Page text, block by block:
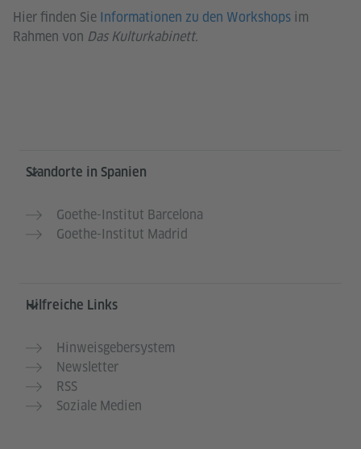
Hier finden Sie Informationen zu den Workshops im
Rahmen von Das Kulturkabinett.
Service- und Informationsbereich
Standorte in Spanien
Goethe-Institut Barcelona
Goethe-Institut Madrid
Hilfreiche Links
Hinweisgebersystem
Newsletter
RSS
Soziale Medien